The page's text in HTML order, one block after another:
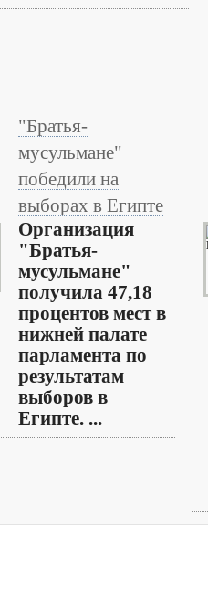
"Братья-
мусульмане"
победили на
выборах в Египте
Организация
"Братья-
мусульмане"
получила 47,18
процентов мест в
нижней палате
парламента по
результатам
выборов в
Египте. ...